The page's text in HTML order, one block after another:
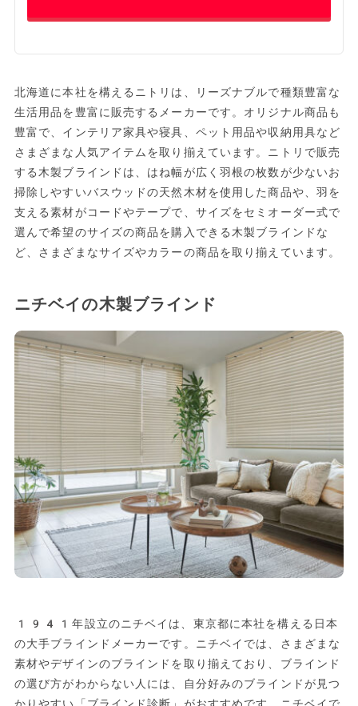
北海道に本社を構えるニトリは、リーズナブルで種類豊富な
生活用品を豊富に販売するメーカーです。オリジナル商品も
豊富で、インテリア家具や寝具、ペット用品や収納用具など
さまざまな人気アイテムを取り揃えています。ニトリで販売
する木製ブラインドは、はね幅が広く羽根の枚数が少ないお
掃除しやすいバスウッドの天然木材を使用した商品や、羽を
支える素材がコードやテープで、サイズをセミオーダー式で
選んで希望のサイズの商品を購入できる木製ブラインドな
ど、さまざまなサイズやカラーの商品を取り揃えています。
ニチベイの木製ブラインド
1941年設立のニチベイは、東京都に本社を構える日本
の大手ブラインドメーカーです。ニチベイでは、さまざまな
素材やデザインのブラインドを取り揃えており、ブラインド
の選び方がわからない人には、自分好みのブラインドが見つ
かりやすい「ブラインド診断」がおすすめです、ニチベイで